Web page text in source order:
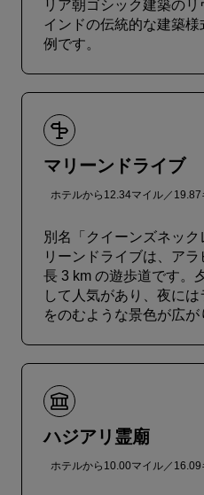
インドの伝統的な建築
例です。
マリーンドライブ
ホテルから12.34マイル／
別名「クイーンズネッ
リーンドライブは、ア
長 3 km の遊歩道です。
して人気があり、夜に
をのむような景色が広が
ハジアリ霊廟
ホテルから10.00マイル／